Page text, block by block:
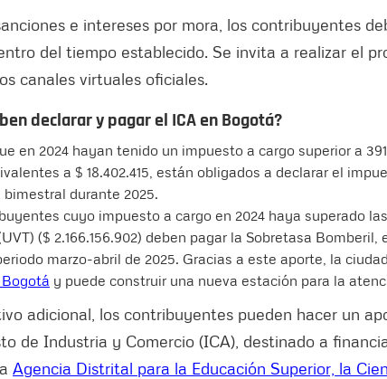
e intereses por mora, los contribuyentes
del tiempo establecido. Se invita a realizar el
canales virtuales oficiales.
declarar y pagar el ICA en Bogotá?
en 2024 hayan tenido un impuesto a cargo superior a
a $ 18.402.415, están obligados a declarar el
bimestral durante 2025.
cuyo impuesto a cargo en 2024 haya superado
($ 2.166.156.902) deben pagar la Sobretasa
marzo-abril de 2025. Gracias a este aporte, la
Bogotá y puede construir una nueva estación para la
adicional, los contribuyentes pueden hacer un
de Industria y Comercio (ICA), destinado a
Agencia Distrital para la Educación Superior, la